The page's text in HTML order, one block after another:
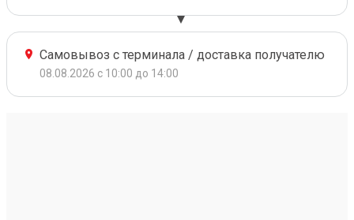
Самовывоз с терминала / доставка получателю
08.08.2026 с 10:00 до 14:00